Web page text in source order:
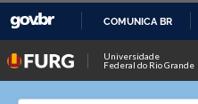
COMUNICA BR
Universidade
Federal do Rio Grande